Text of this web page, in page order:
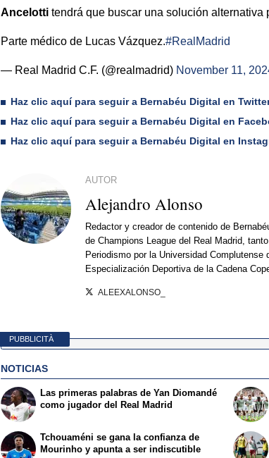
Ancelotti tendrá que buscar una solución alternativa
Parte médico de Lucas Vázquez.#RealMadrid
— Real Madrid C.F. (@realmadrid) November 11,
Haz clic aquí para seguir a Bernabéu Digital en
Haz clic aquí para seguir a Bernabéu Digital en
Haz clic aquí para seguir a Bernabéu Digital en
AUTOR
Alejandro Alonso
Redactor y creador de contenido de
de Champions League del Real Madrid,
Periodismo por la Universidad
Especialización Deportiva de la Cadena
ALEEXALONSO_
PUBBLICITÀ
NOTICIAS
Las primeras palabras de Yan Diomandé
como jugador del Real Madrid
Tchouaméni se gana la confianza de
Mourinho y apunta a ser indiscutible